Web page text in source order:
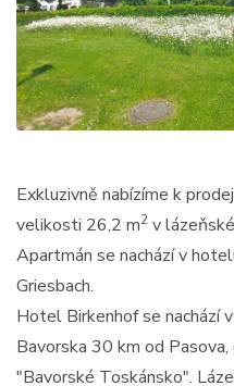
Exkluzivně nabízíme k
velikosti 26,2 m2 v
Apartmán se nachází v
Griesbach.
Hotel Birkenhof se nachází
Bavorska 30 km od
"Bavorské Toskánsko".